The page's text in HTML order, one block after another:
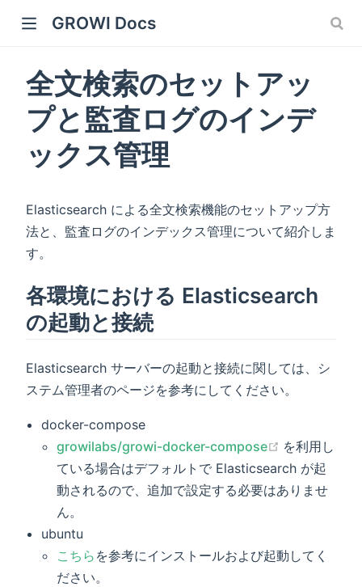
GROWI Docs
全文検索のセットアッ
プと監査ログのインデ
ックス管理
Elasticsearch による全文検索機能のセットアップ方
法と、監査ログのインデックス管理について紹介しま
す。
各環境における Elasticsearch
の起動と接続
Elasticsearch サーバーの起動と接続に関しては、シ
ステム管理者のページを参考にしてください。
docker-compose
growilabs/growi-docker-compose
(opens new
を利用し
ている場合はデフォルトで Elasticsearch が起
動されるので、追加で設定する必要はありませ
ん。
ubuntu
こちら を参考にインストールおよび起動してく
ださい。